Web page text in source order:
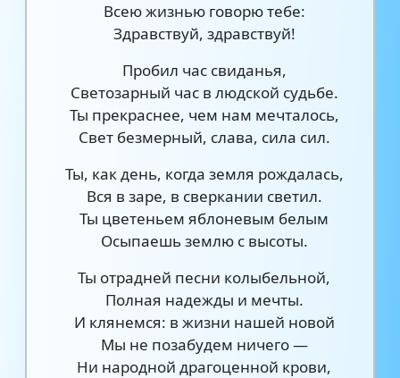
Всею жизнью говорю тебе:
Здравствуй, здравствуй!
Пробил час свиданья,
Светозарный час в людской судьбе.
Ты прекраснее, чем нам мечталось,
Свет безмерный, слава, сила сил.
Ты, как день, когда земля рождалась,
Вся в заре, в сверкании светил.
Ты цветеньем яблоневым белым
Осыпаешь землю с высоты.
Ты отрадней песни колыбельной,
Полная надежды и мечты.
И клянемся: в жизни нашей новой
Мы не позабудем ничего —
Ни народной драгоценной крови,